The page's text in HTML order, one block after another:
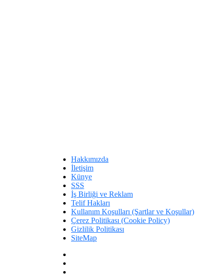
Hakkımızda
İletişim
Künye
SSS
İş Birliği ve Reklam
Telif Hakları
Kullanım Koşulları (Şartlar ve Koşullar)
Çerez Politikası (Cookie Policy)
Gizlilik Politikası
SiteMap